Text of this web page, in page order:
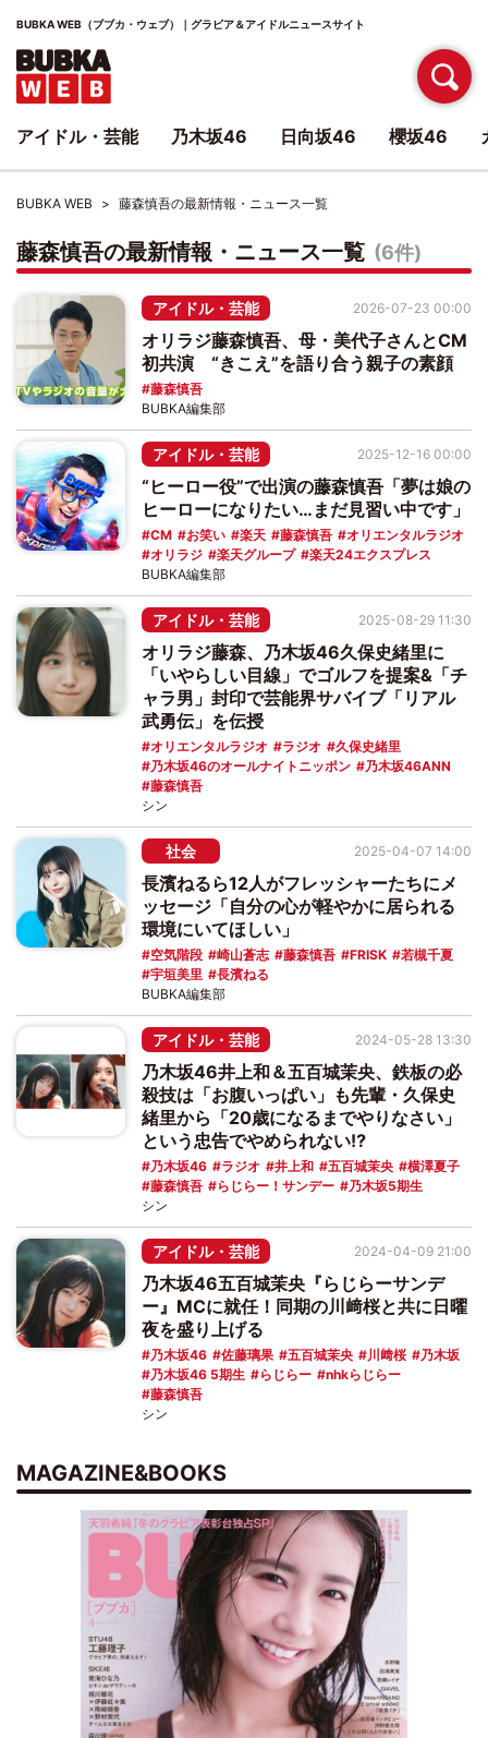
BUBKA WEB（ブブカ・ウェブ）｜グラビア＆アイドルニュースサイト
BUBKA WEB 藤森慎吾の最新情報・ニュース一覧
藤森慎吾の最新情報・ニュース一覧 (6件)
アイドル・芸能
オリラジ藤森慎吾、母・美代子さんとCM
初共演 “きこえ”を語り合う親子の素顔
藤森慎吾
2026-07-23 00:00
BUBKA編集部
アイドル・芸能
“ヒーロー役”で出演の藤森慎吾「夢は娘の
ヒーローになりたい…まだ見習い中です」
CM お笑い 楽天 藤森慎吾
オリエンタルラジオ
オリラジ
楽天グループ 楽天24エクスプレス
2025-12-16 00:00
BUBKA編集部
アイドル・芸能
オリラジ藤森、乃木坂46久保史緒里に
「いやらしい目線」でゴルフを提案&「チ
ャラ男」封印で芸能界サバイブ「リアル
武勇伝」を伝授
オリエンタルラジオ ラジオ
久保史緒里
乃木坂46のオールナイトニッポン
乃木坂46ANN
藤森慎吾
2025-08-29 11:30
シン
社会
長濱ねるら12人がフレッシャーたちにメ
ッセージ「自分の心が軽やかに居られる
環境にいてほしい」
空気階段 崎山蒼志 藤森慎吾 FRISK
若槻千夏
宇垣美里
長濱ねる
2025-04-07 14:00
BUBKA編集部
アイドル・芸能
乃木坂46井上和＆五百城茉央、鉄板の必
殺技は「お腹いっぱい」も先輩・久保史
緒里から「20歳になるまでやりなさい」
という忠告でやめられない⁉
乃木坂46 ラジオ 井上和 五百城茉央
横澤夏子
藤森慎吾
らじらー！サンデー 乃木坂5期生
2024-05-28 13:30
シン
アイドル・芸能
乃木坂46五百城茉央『らじらーサンデ
ー』MCに就任！同期の川﨑桜と共に日曜
夜を盛り上げる
乃木坂46 佐藤璃果 五百城茉央 川﨑桜
乃木坂
乃木坂46 5期生
らじらー
nhkらじらー
藤森慎吾
2024-04-09 21:00
シン
MAGAZINE&BOOKS
アイドル・芸能 乃木坂46 日向坂46 櫻坂46